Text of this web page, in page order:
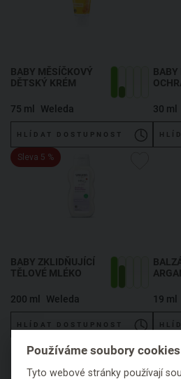
BABY MĚSÍČKOVÝ
DĚTSKÝ KRÉM
75 ml Weleda
HLÍDAT DOSTUPNOST
BABY
30 ml
Sleva 5 %
BABY ZKLIDŇUJÍCÍ
TĚLOVÉ MLÉKO
200 ml Weleda
HLÍDAT DOSTUPNOST
19 ml
Používáme soubory cookies
Tyto webové stránky používají